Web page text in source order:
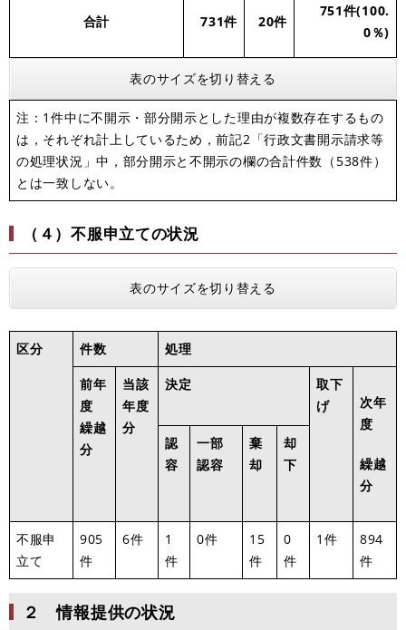
合計 731件 20件
751件(100.
0％)
表のサイズを切り替える
注：1件中に不開示・部分開示とした理由が複数存在するもの
は，それぞれ計上しているため，前記2「行政文書開示請求等
の処理状況」中，部分開示と不開示の欄の合計件数 （538件）
とは一致しない。
（４）不服申立ての状況
表のサイズを切り替える
区分 件数 処理
前年
度
繰越
分
当該
年度
分
決定
取下
げ
次年
度
繰越
分
認
容
一部
認容
棄
却
却
下
不服申
立て
905
件
6件
1
件
0件
15
件
0
件
1件
894
件
２ 情報提供の状況